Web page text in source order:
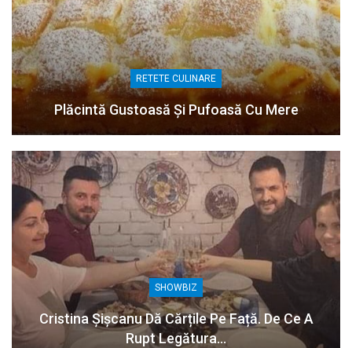
RETETE CULINARE
Plăcintă Gustoasă Și Pufoasă Cu Mere
SHOWBIZ
Cristina Șișcanu Dă Cărțile Pe Față. De Ce A
Rupt Legătura…